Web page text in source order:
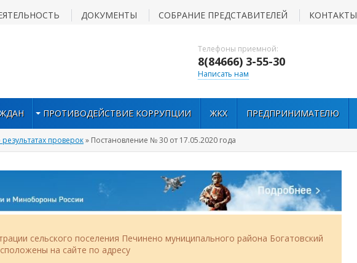
Телефоны приемной:
8(84666) 3-55-30
Написать нам
ДОКУМЕНТЫ СОБРАНИЕ ПРЕДСТАВИТЕЛЕЙ КОНТАКТЫ
ПРОТИВОДЕЙСТВИЕ КОРРУПЦИИ ЖКХ ПРЕДПРИНИМАТЕЛЮ
проверок» Постановление № 30 от 17.05.2020 года
сельского поселения Печинено муниципального района Богатовский
на сайте по адресу